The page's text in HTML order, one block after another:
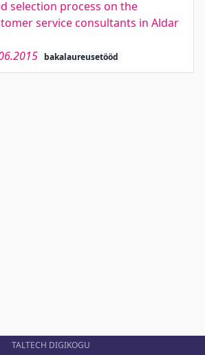
selection process on the
service consultants in Aldar
bakalaureusetööd
TALTECH DIGIKOGU